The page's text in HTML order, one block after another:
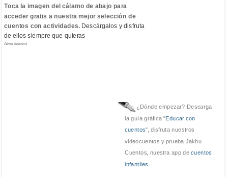
Toca la imagen del cálamo de abajo para
acceder gratis a nuestra mejor selección de
cuentos con actividades.Descárgalos y disfruta
de ellos siempre que quieras
Advertisement
¿Dónde empezar? Descarga
la guía gráfica "Educar con
cuentos", disfruta nuestros
videocuentos y prueba Jakhu
Cuentos, nuestra app decuentos
infantiles